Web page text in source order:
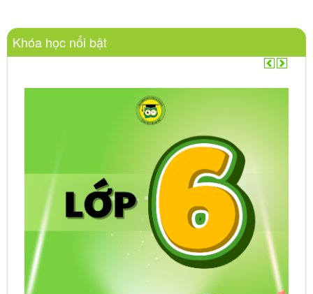
Khóa học nổi bật
Trước
Sau